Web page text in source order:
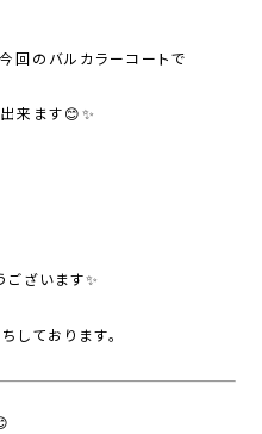
回のバルカラーコートで
来ます😊✨
ざいます✨
しております。